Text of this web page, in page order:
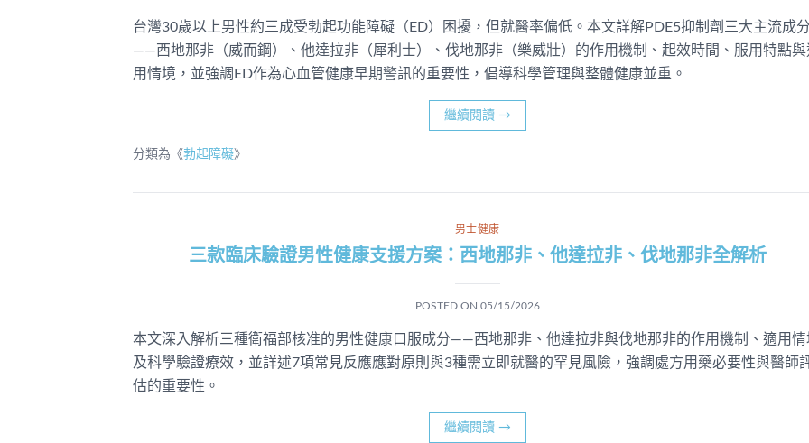
台灣30歲以上男性約三成受勃起功能障礙（ED）困擾，但就醫率偏低。本文詳解PDE5抑制劑三大主流成
——西地那非（威而鋼）、他達拉非（犀利士）、伐地那非（樂威壯）的作用機制、起效時間、服用特點與
用情境，並強調ED作為心血管健康早期警訊的重要性，倡導科學管理與整體健康並重。
繼續閱讀 →
分類為《勃起障礙》
男士健康
三款臨床驗證男性健康支援方案：西地那非、他達拉非、伐地那非全解析
POSTED ON 05/15/2026
本文深入解析三種衛福部核准的男性健康口服成分——西地那非、他達拉非與伐地那非的作用機制、適用情
及科學驗證療效，並詳述7項常見反應應對原則與3種需立即就醫的罕見風險，強調處方用藥必要性與醫師
估的重要性。
繼續閱讀 →